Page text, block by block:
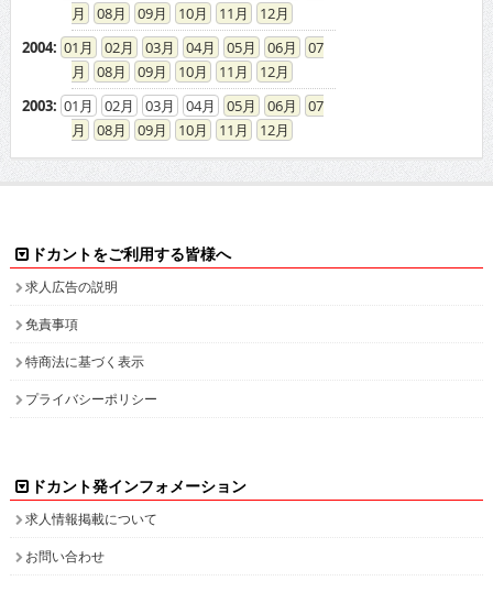
08
09 10 11
12
2004: 01 02 03 04 05 06
07
08
09 10 11
12
2003: 01 02 03 04 05 06
07
08
09 10 11 12
ドカントをご利用する皆様へ
求人広告の説明
免責事項
特商法に基づく表示
プライバシーポリシー
ドカント発インフォメーション
求人情報掲載について
お問い合わせ